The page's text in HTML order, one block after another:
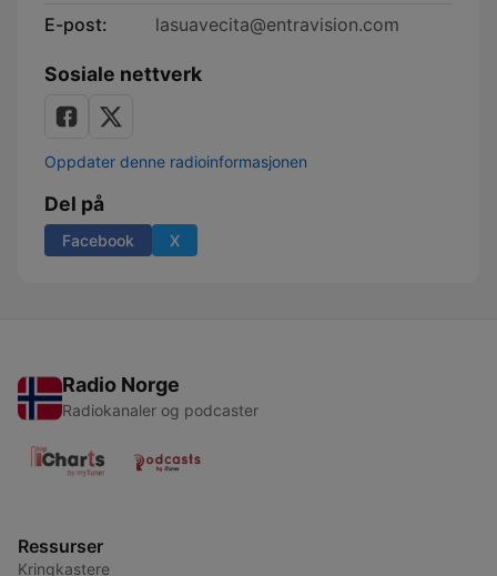
E-post:
lasuavecita@entravision.com
Sosiale nettverk
Oppdater denne radioinformasjonen
Del på
Facebook X
Radio Norge
Radiokanaler og podcaster
Ressurser
Kringkastere